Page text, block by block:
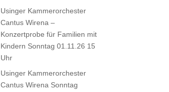
Usinger Kammerorchester
Cantus Wirena –
Konzertprobe für Familien mit
Kindern Sonntag 01.11.26 15
Uhr
Usinger Kammerorchester
Cantus Wirena Sonntag